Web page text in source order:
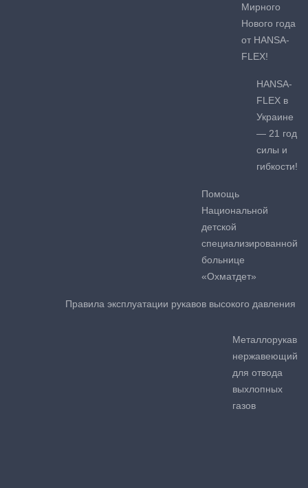
Мирного
Нового года
от HANSA-
FLEX!
HANSA-
FLEX в
Украине
— 21 год
силы и
гибкости!
Помощь
Национальной
детской
специализированной
больнице
«Охматдет»
Правила эксплуатации рукавов высокого давления
Металлорукав
нержавеющий
для отвода
выхлопных
газов